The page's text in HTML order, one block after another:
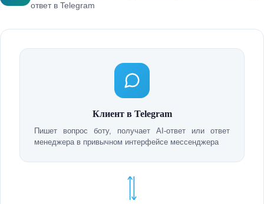
ответ в Telegram
Клиент в Telegram
Пишет вопрос боту, получает AI-ответ или ответ
менеджера в привычном интерфейсе мессенджера